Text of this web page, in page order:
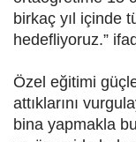
birkaç yıl içinde
hedefliyoruz.”
Özel eğitimi
attıklarını
bina yapmakla